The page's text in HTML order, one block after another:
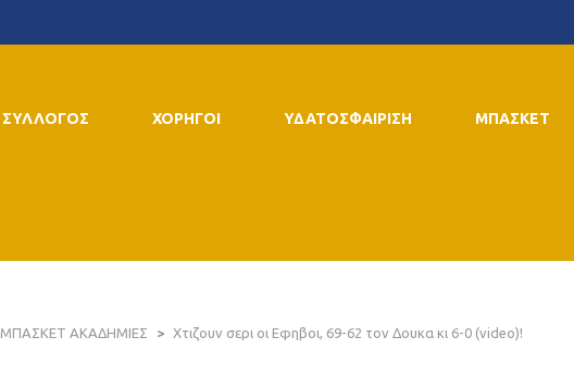
ΣΥΛΛΟΓΟΣ ΧΟΡΗΓΟΙ ΥΔΑΤΟΣΦΑΙΡΙΣΗ ΜΠΑΣΚΕΤ
ΜΠΑΣΚΕΤ ΑΚΑΔΗΜΙΕΣ > Χτιζουν σερι οι Εφηβοι, 69-62 τον Δουκα κι 6-0 (video)!